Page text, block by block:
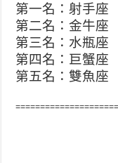
第一名：射手座
第二名：金牛座
第三名：水瓶座
第四名：巨蟹座
第五名：雙魚座